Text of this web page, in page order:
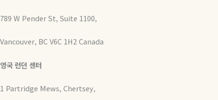
789 W Pender St, Suite 1100,
Vancouver, BC V6C 1H2 Canada
영국 런던 센터
1 Partridge Mews, Chertsey,